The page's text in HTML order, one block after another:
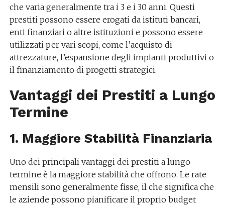
che varia generalmente tra i 3 e i 30 anni. Questi
prestiti possono essere erogati da istituti bancari,
enti finanziari o altre istituzioni e possono essere
utilizzati per vari scopi, come l’acquisto di
attrezzature, l’espansione degli impianti produttivi o
il finanziamento di progetti strategici.
Vantaggi dei Prestiti a Lungo
Termine
1. Maggiore Stabilità Finanziaria
Uno dei principali vantaggi dei prestiti a lungo
termine è la maggiore stabilità che offrono. Le rate
mensili sono generalmente fisse, il che significa che
le aziende possono pianificare il proprio budget